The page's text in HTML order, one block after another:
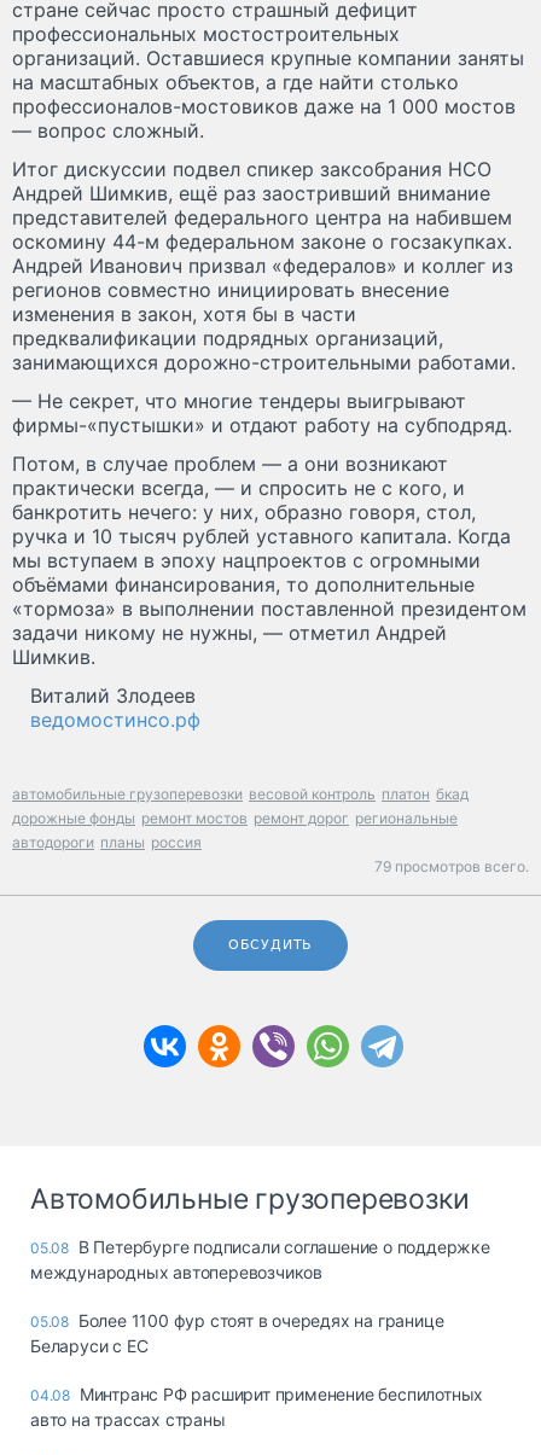
стране сейчас просто страшный дефицит
профессиональных мостостроительных
организаций. Оставшиеся крупные компании заняты
на масштабных объектов, а где найти столько
профессионалов-мостовиков даже на 1 000 мостов
— вопрос сложный.
Итог дискуссии подвел спикер зак­собрания НСО
Андрей Шимкив, ещё раз заостривший внимание
представителей федерального центра на набившем
оскомину 44-м федеральном законе о госзакупках.
Андрей Иванович призвал «федералов» и коллег из
регионов совместно инициировать внесение
изменения в закон, хотя бы в части
предквалификации подрядных организаций,
занимающихся дорожно-строительными работами.
— Не секрет, что многие тендеры выигрывают
фирмы-«пустышки» и отдают работу на субподряд.
Потом, в случае проблем — а они возникают
практически всегда, — и спросить не с кого, и
банкротить нечего: у них, образно говоря, стол,
ручка и 10 тысяч рублей уставного капитала. Когда
мы вступаем в эпоху нацпроектов с огромными
объёмами финансирования, то дополнительные
«тормоза» в выполнении поставленной президентом
задачи никому не нужны, — отметил Андрей
Шимкив.
Виталий Злодеев
ведомостинсо.рф
автомобильные грузоперевозки весовой контроль платон бкад
дорожные фонды ремонт мостов ремонт дорог региональные
автодороги планы россия
79 просмотров всего.
ОБСУДИТЬ
Автомобильные грузоперевозки
05.08 В Петербурге подписали соглашение о поддержке
международных автоперевозчиков
05.08 Более 1100 фур стоят в очередях на границе
Беларуси с ЕС
04.08 Минтранс РФ расширит применение беспилотных
авто на трассах страны